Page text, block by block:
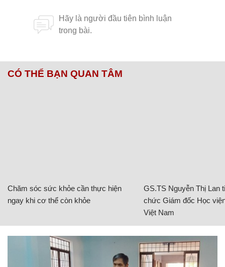
CÓ THỂ BẠN QUAN TÂM
Chăm sóc sức khỏe cần thực hiện
ngay khi cơ thể còn khỏe
GS.TS Nguyễn Thị Lan
chức Giám đốc Học
Việt Nam